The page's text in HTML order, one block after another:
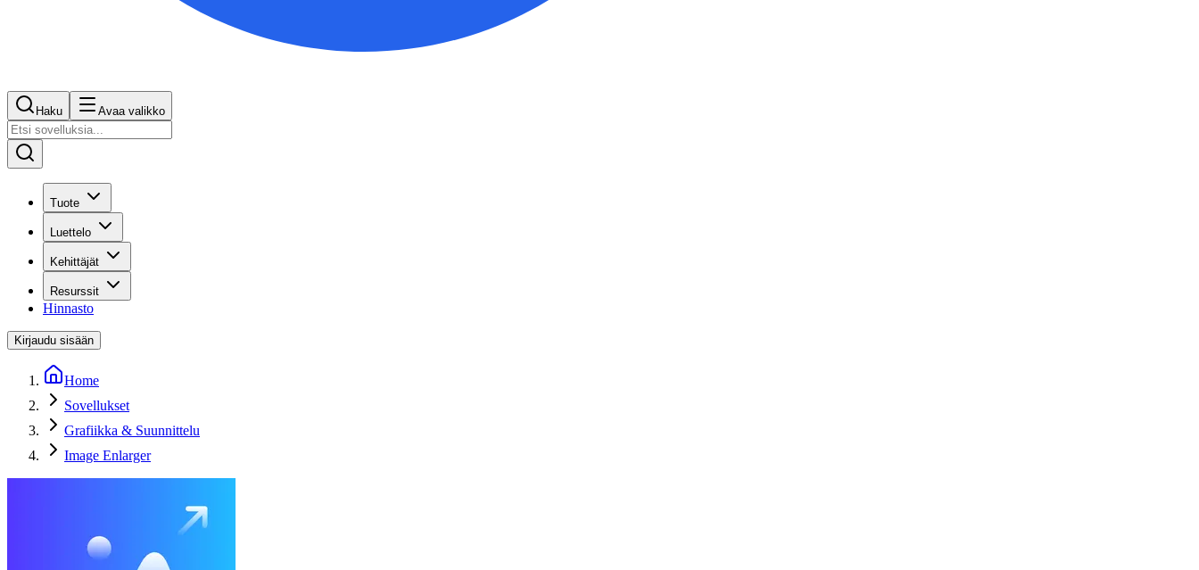
Haku Avaa valikko
Tuote
Luettelo
Kehittäjät
Resurssit
Hinnasto
Kirjaudu sisään
Home
Sovellukset
Grafiikka & Suunnittelu
Image Enlarger